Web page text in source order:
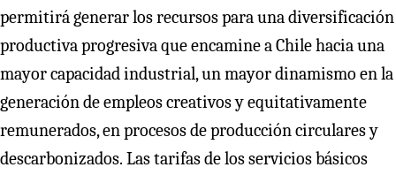
permitirá generar los recursos para una diversificación
productiva progresiva que encamine a Chile hacia una
mayor capacidad industrial, un mayor dinamismo en la
generación de empleos creativos y equitativamente
remunerados, en procesos de producción circulares y
descarbonizados. Las tarifas de los servicios básicos